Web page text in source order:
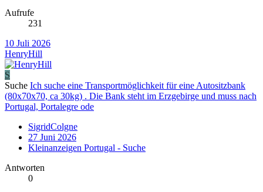
Aufrufe
231
10 Juli 2026
HenryHill
S
Suche Ich suche eine Transportmöglichkeit für eine Autositzbank
(80x70x70, ca 30kg) . Die Bank steht im Erzgebirge und muss nach
Portugal, Portalegre ode
SigridColgne
27 Juni 2026
Kleinanzeigen Portugal - Suche
Antworten
0